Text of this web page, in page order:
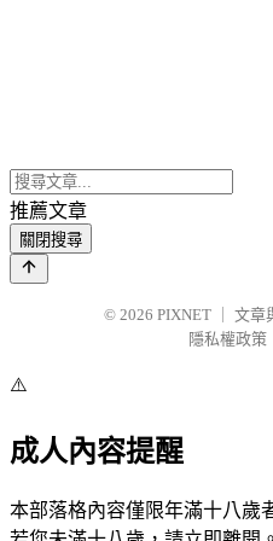
推薦文章
關閉搜尋
© 2026 PIXNET
文章
隱私權政策
⚠️
成人內容提醒
本部落格內容僅限年滿十八歲